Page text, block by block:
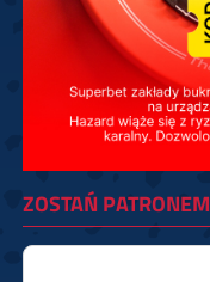
ZOSTAŃ PATRONEM